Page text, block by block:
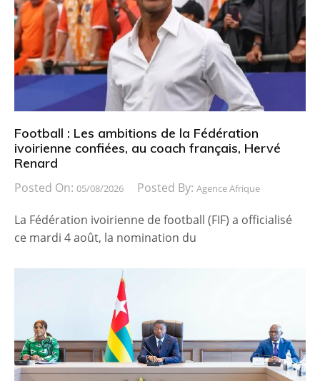
Football : Les ambitions de la Fédération
ivoirienne confiées, au coach français, Hervé
Renard
Posted On: 05/08/2026 Posted By: Agence Afrique
La Fédération ivoirienne de football (FIF) a officialisé
ce mardi 4 août, la nomination du